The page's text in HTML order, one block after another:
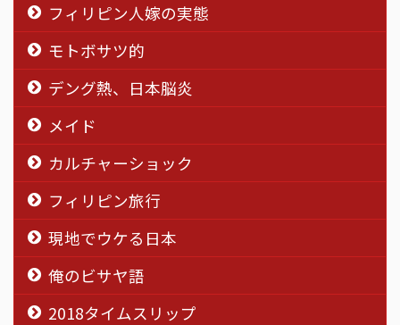
フィリピン人嫁の実態
モトボサツ的
デング熱、日本脳炎
メイド
カルチャーショック
フィリピン旅行
現地でウケる日本
俺のビサヤ語
2018タイムスリップ